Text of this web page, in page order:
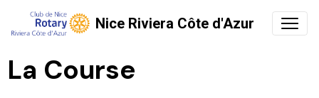
Nice Riviera Côte d'Azur
La Course